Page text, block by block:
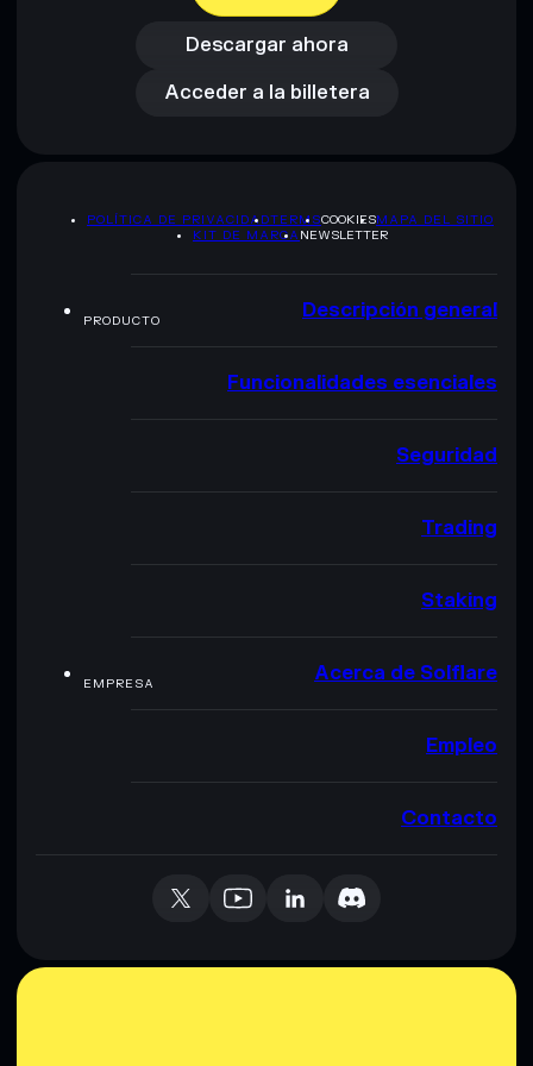
Descargar ahora
Acceder a la billetera
Acceder a la billetera
POLÍTICA DE PRIVACIDADTERMSCOOKIESMAPA DEL SITIO
KIT DE MARCA NEWSLETTER
PRODUCTO Descripción general
Funcionalidades esenciales
Seguridad
Trading
Staking
EMPRESA Acerca de Solflare
Empleo
Contacto